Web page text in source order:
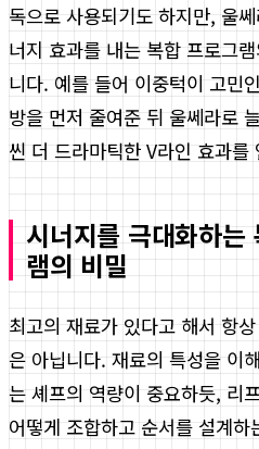
독으로 사용되기도 하지만, 울
너지 효과를 내는 복합 프로그
니다. 예를 들어 이중턱이 고민
방을 먼저 줄여준 뒤 울쎄라로
씬 더 드라마틱한 V라인 효과를
시너지를 극대화하는
램의 비밀
최고의 재료가 있다고 해서 항
은 아닙니다. 재료의 특성을 이
는 셰프의 역량이 중요하듯, 리
어떻게 조합하고 순서를 설계